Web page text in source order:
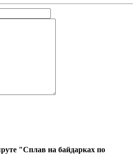
"Сплав на байдарках по